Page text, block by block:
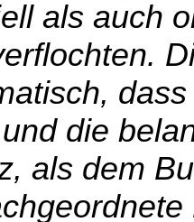
als auch
die
als dem